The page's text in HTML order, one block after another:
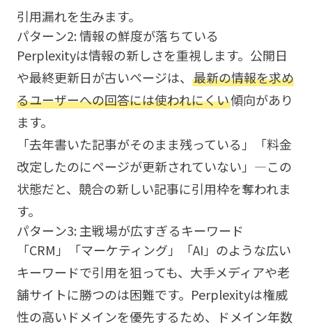
引用漏れを生みます。
パターン2: 情報の鮮度が落ちている
Perplexityは情報の新しさを重視します。公開日
や最終更新日が古いページは、 最新の情報を求め
るユーザーへの回答には使われにくい傾向があり
ます。
「去年書いた記事がそのまま残っている」「料金
改定したのにページが更新されていない」—この
状態だと、競合の新しい記事に引用枠を奪われま
す。
パターン3: 主戦場が広すぎるキーワード
「CRM」「マーケティング」「AI」のような広い
キーワードで引用を狙っても、大手メディアや老
舗サイトに勝つのは困難です。Perplexityは権威
性の高いドメインを優先するため、ドメイン年数